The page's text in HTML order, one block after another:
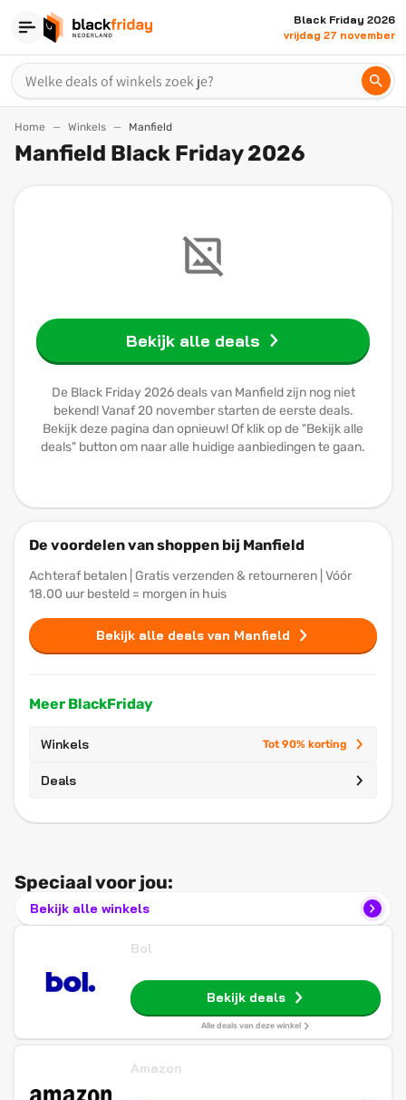
Black Friday 2026
vrijdag 27 november
Home Winkels Manfield
Manfield Black Friday 2026
Bekijk alle deals
De Black Friday 2026 deals van Manfield zijn nog niet
bekend! Vanaf 20 november starten de eerste deals.
Bekijk deze pagina dan opnieuw! Of klik op de "Bekijk alle
deals" button om naar alle huidige aanbiedingen te gaan.
De voordelen van shoppen bij Manfield
Achteraf betalen | Gratis verzenden & retourneren | Vóór
18.00 uur besteld = morgen in huis
Bekijk alle deals van Manfield
Meer BlackFriday
Winkels Tot 90% korting
Deals
Speciaal voor jou:
Bekijk alle winkels
Bol
Bekijk deals
Alle deals van deze winkel
Amazon